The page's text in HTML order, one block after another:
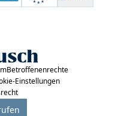
Betroffenenrechte
Einstellungen